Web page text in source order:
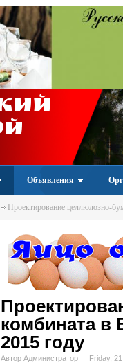
Объявления
Проектирование целлюлозно-
комбината в
2015 году
Автор Администратор Friday,